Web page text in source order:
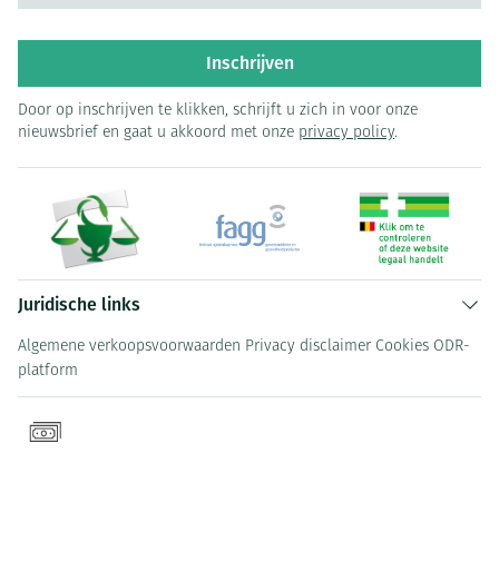
Inschrijven
Door op inschrijven te klikken, schrijft u zich in voor onze
nieuwsbrief en gaat u akkoord met onze privacy policy.
Juridische links
Algemene verkoopsvoorwaarden Privacy disclaimer Cookies ODR-
platform